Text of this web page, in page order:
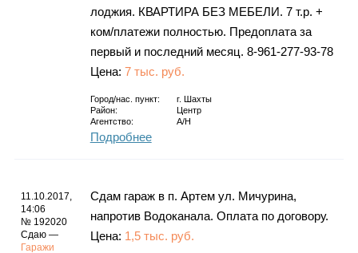
Гороскоп
Карты
Фотогалерея
лоджия. КВАРТИРА БЕЗ МЕБЕЛИ. 7 т.р. +
ком/платежи полностью. Предоплата за
первый и последний месяц. 8-961-277-93-78
Цена: 7 тыс. руб.
Город/нас. пункт: г.
Шахты
Район:
Центр
Агентство:
А/н
Подробнее
11.10.2017,
14:06
№ 192020
Сдаю —
Гаражи
Сдам гараж в п. Артем ул. Мичурина,
напротив Водоканала. Оплата по договору.
Цена: 1,5 тыс. руб.